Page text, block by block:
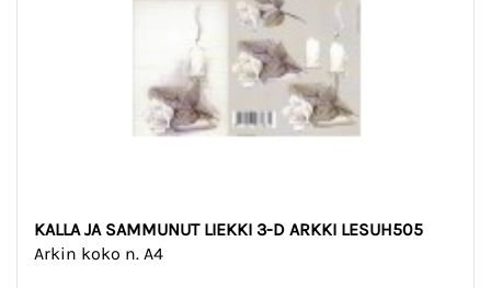
KALLA JA SAMMUNUT LIEKKI 3-D ARKKI LESUH505
Arkin koko n. A4